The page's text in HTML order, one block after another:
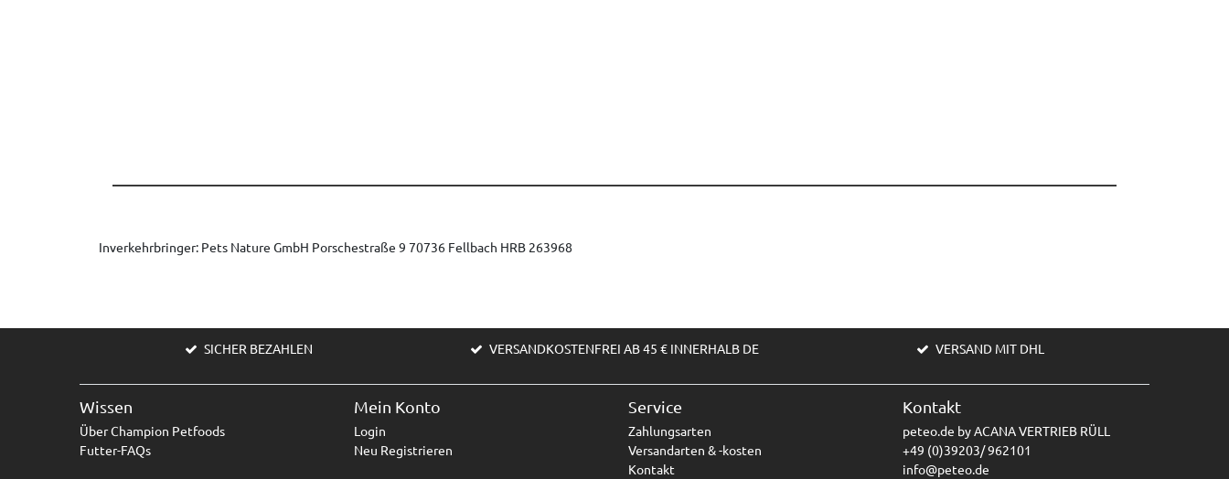
Inverkehrbringer: Pets Nature GmbH Porschestraße 9 70736 Fellbach HRB 263968
SICHER BEZAHLEN VERSANDKOSTENFREI AB 45 € INNERHALB DE VERSAND MIT DHL
Wissen
Über Champion Petfoods
Futter-FAQs
Mein Konto
Login
Neu Registrieren
Service
Zahlungsarten
Versandarten & -kosten
Kontakt
Kontakt
peteo.de by ACANA VERTRIEB RÜLL
+49 (0)39203/ 962101
info@peteo.de